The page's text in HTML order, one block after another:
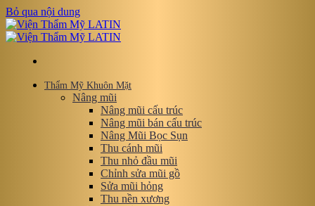
Bỏ qua nội dung
Thẩm Mỹ Khuôn Mặt
Nâng mũi
Nâng mũi cấu trúc
Nâng mũi bán cấu trúc
Nâng Mũi Bọc Sụn
Thu cánh mũi
Thu nhỏ đầu mũi
Chỉnh sửa mũi gồ
Sửa mũi hỏng
Thu nền xương